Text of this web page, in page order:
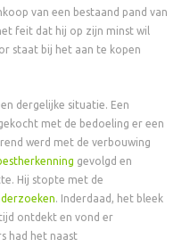
van een bestaand pand van
feit dat hij op zijn minst wil
staat bij het aan te kopen
dergelijke situatie. Een
met de bedoeling er een
werd met de verbouwing
gevolgd en
Hij stopte met de
. Inderdaad, het bleek
ontdekt en vond er
had het naast